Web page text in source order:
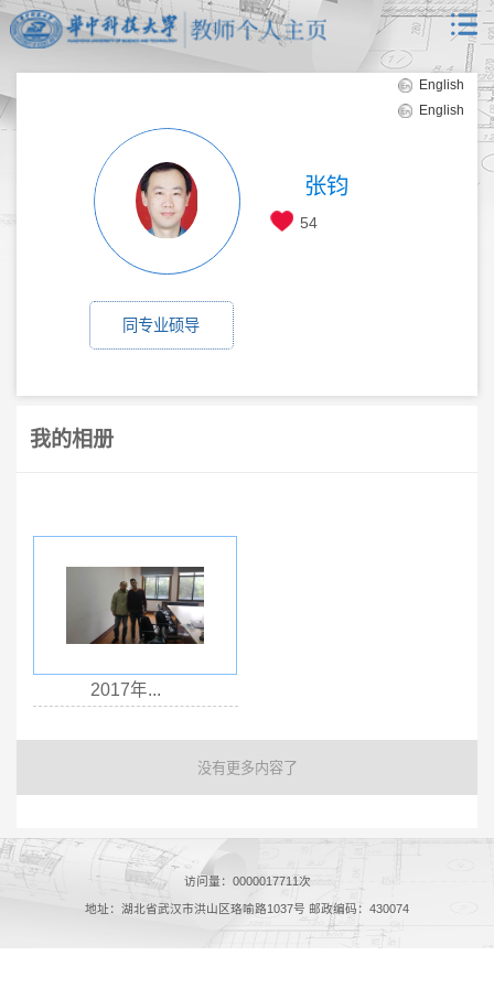
English
English
张钧
54
同专业硕导
我的相册
2017年...
没有更多内容了
访问量： 0000017711 次
地址：湖北省武汉市洪山区珞喻路1037号 邮政编码：430074